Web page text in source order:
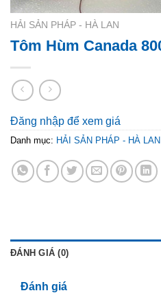
HẢI SẢN PHÁP - HÀ LAN
Tôm Hùm Canada
Đăng nhập để xem giá
Danh mục: HẢI SẢN PHÁP - HÀ LAN
ĐÁNH GIÁ (0)
Đánh giá